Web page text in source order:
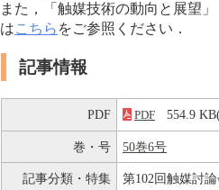
また，「触媒技術の動向と展望
はこちら をご参照ください．
記事情報
PDF PDF 554.9
巻・号 50巻6号
記事分類・特集 第102回触媒討